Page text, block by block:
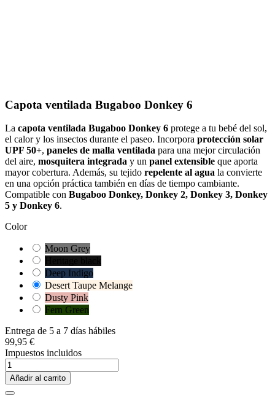
Capota ventilada Bugaboo Donkey 6
La capota ventilada Bugaboo Donkey 6 protege a tu bebé del sol,
el calor y los insectos durante el paseo. Incorpora protección solar
UPF 50+, paneles de malla ventilada para una mejor circulación
del aire, mosquitera integrada y un panel extensible que aporta
mayor cobertura. Además, su tejido repelente al agua la convierte
en una opción práctica también en días de tiempo cambiante.
Compatible con Bugaboo Donkey, Donkey 2, Donkey 3, Donkey
5 y Donkey 6.
Color
Moon Grey
Deep Indigo
Desert Taupe Melange
Dusty Pink
Fern Green
Entrega de 5 a 7 días hábiles
99,95 €
Impuestos incluidos
Añadir al carrito